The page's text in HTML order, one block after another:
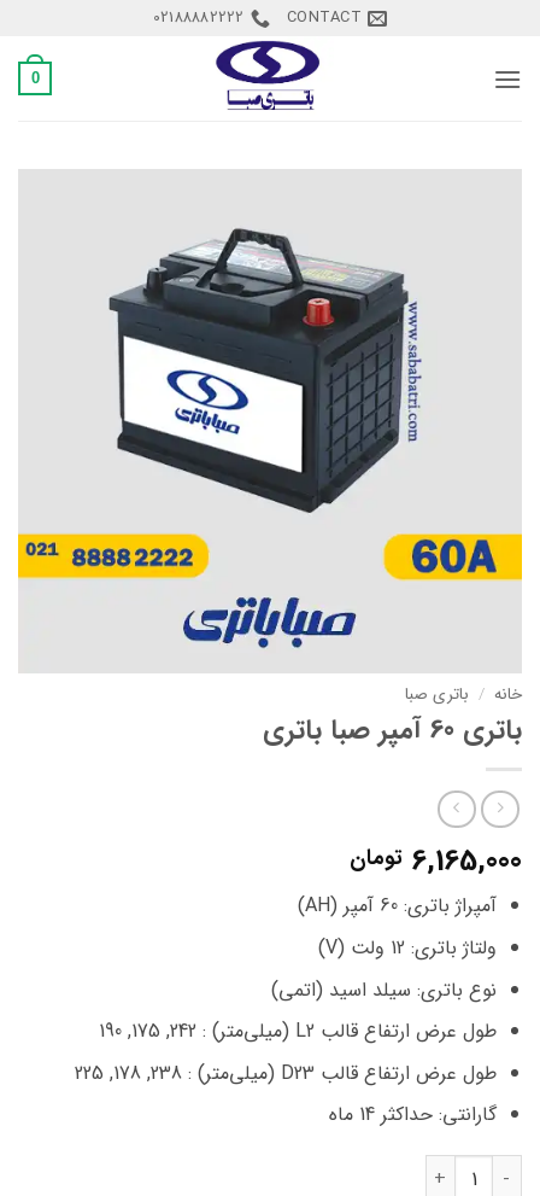
content
CONTACT
02188882222
0
خانه / باتری صبا
باتری 60 آمپر صبا باتری
6,165,000 تومان
آمپراژ باتری: 60 آمپر (AH)
ولتاژ باتری: 12 ولت (V)
نوع باتری: سیلد اسید (اتمی)
طول عرض ارتفاع قالب L2 (میلی‌متر) : 242, 175, 190
طول عرض ارتفاع قالب D23 (میلی‌متر) : 238, 178, 225
گارانتی: حداکثر 14 ماه